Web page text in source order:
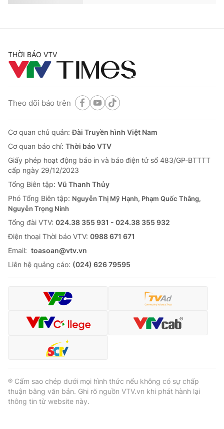
THỜI BÁO VTV
Theo dõi báo trên
Cơ quan chủ quản:Đài Truyền hình Việt Nam
Cơ quan báo chí: Thời báo VTV
Giấy phép hoạt động báo in và báo điện tử số 483/GP-BTTTT
cấp ngày 29/12/2023
Tổng Biên tập: Vũ Thanh Thủy
Phó Tổng Biên tập: Nguyễn Thị Mỹ Hạnh, Phạm Quốc Thắng,
Nguyễn Trọng Ninh
Tổng đài VTV: 024.38 355 931 - 024.38 355 932
Ðiện thoại Thời báo VTV: 0988 671 671
Email: toasoan@vtv.vn
Liên hệ quảng cáo: (024) 626 79595
® Cấm sao chép dưới mọi hình thức nếu không có sự chấp
thuận bằng văn bản. Ghi rõ nguồn VTV.vn khi phát hành lại
thông tin từ website này.